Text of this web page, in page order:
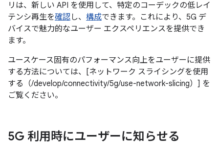
リは、新しい API を使用して、特定のコーデックの低レイ
テンシ再生を確認し、 構成できます。これにより、5G デ
バイスで魅力的なユーザー エクスペリエンスを提供でき
ます。
ユースケース固有のパフォーマンス向上をユーザーに提供
する方法については、[ネットワーク スライシングを使用
する（/develop/connectivity/5g/use-network-slicing）] を
ご覧ください。
5G 利用時にユーザーに知らせる